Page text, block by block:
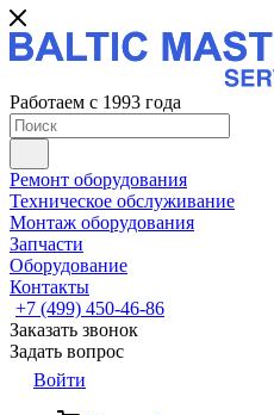
Работаем с 1993 года
Ремонт оборудования
Техническое обслуживание
Монтаж оборудования
Запчасти
Оборудование
Контакты
+7 (499) 450-46-86
Заказать звонок
Задать вопрос
Войти